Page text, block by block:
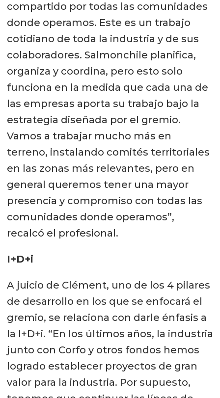
compartido por todas las comunidades
donde operamos. Este es un trabajo
cotidiano de toda la industria y de sus
colaboradores. Salmonchile planifica,
organiza y coordina, pero esto solo
funciona en la medida que cada una de
las empresas aporta su trabajo bajo la
estrategia diseñada por el gremio.
Vamos a trabajar mucho más en
terreno, instalando comités territoriales
en las zonas más relevantes, pero en
general queremos tener una mayor
presencia y compromiso con todas las
comunidades donde operamos”,
recalcó el profesional.
I+D+i
A juicio de Clément, uno de los 4 pilares
de desarrollo en los que se enfocará el
gremio, se relaciona con darle énfasis a
la I+D+i. “En los últimos años, la industria
junto con Corfo y otros fondos hemos
logrado establecer proyectos de gran
valor para la industria. Por supuesto,